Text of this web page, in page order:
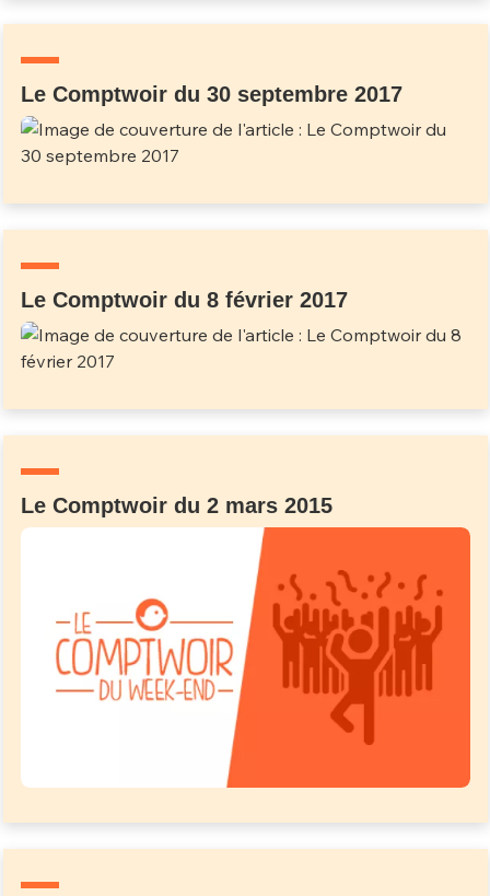
Le Comptwoir du 30 septembre 2017
Le Comptwoir du 8 février 2017
Le Comptwoir du 2 mars 2015